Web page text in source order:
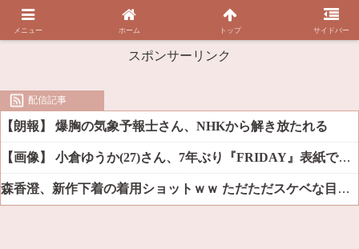
スポンサーリンク
配信記事
【朗報】 爆胸の気象予報士さん、NHKから解き放たれる
【画像】 小倉ゆうか(27)さん、7年ぶり『FRIDAY』表紙で神ボディ大解放
森香澄、新作下着の着用ショットｗｗ ただただスケベな目でしか見れんだろ！！
メニュー ホーム トップ サイドバー